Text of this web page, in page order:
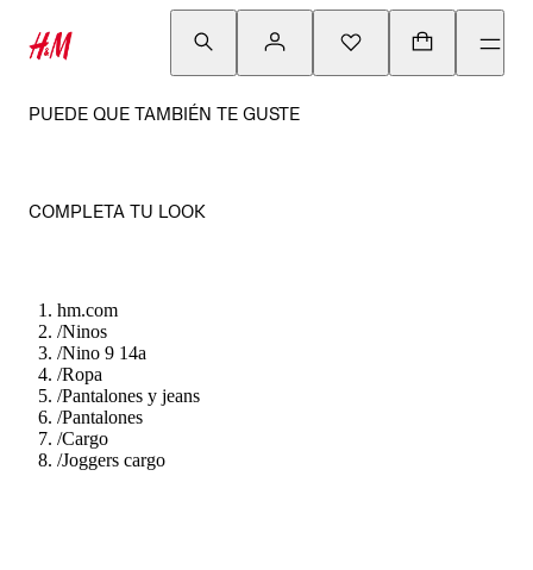
PUEDE QUE TAMBIÉN TE GUSTE
COMPLETA TU LOOK
hm.com
/Ninos
/Nino 9 14a
/Ropa
/Pantalones y jeans
/Pantalones
/Cargo
/Joggers cargo